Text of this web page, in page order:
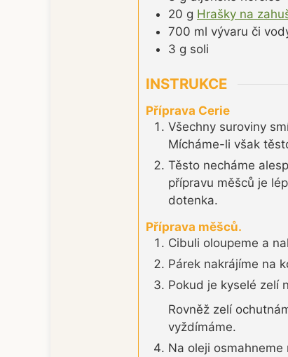
20 g Hrašky na
700 ml vývaru či
3 g soli
INSTRUKCE
Příprava Cerie
Všechny suroviny
Mícháme-li však
Těsto necháme
přípravu měšců je
dotenka.
Příprava měšců.
Cibuli oloupeme a
Párek nakrájíme na
Pokud je kyselé zelí
Rovněž zelí
vyždímáme.
Na oleji